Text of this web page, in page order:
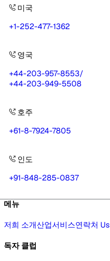
미국
+1-252-477-1362
영국
+44-203-957-8553/
+44-203-949-5508
호주
+61-8-7924-7805
인도
+91-848-285-0837
메뉴
저희 소개산업서비스연락처 Us
독자 클럽